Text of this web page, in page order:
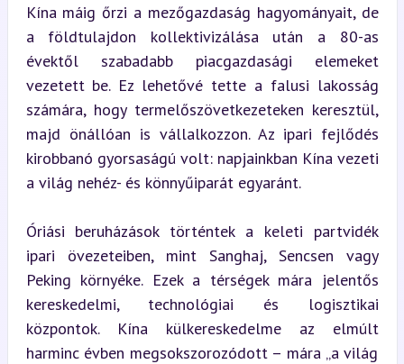
Kína máig őrzi a mezőgazdaság hagyományait, de
a földtulajdon kollektivizálása után a 80-as
évektől szabadabb piacgazdasági elemeket
vezetett be. Ez lehetővé tette a falusi lakosság
számára, hogy termelőszövetkezeteken keresztül,
majd önállóan is vállalkozzon. Az ipari fejlődés
kirobbanó gyorsaságú volt: napjainkban Kína vezeti
a világ nehéz- és könnyűiparát egyaránt.
Óriási beruházások történtek a keleti partvidék
ipari övezeteiben, mint Sanghaj, Sencsen vagy
Peking környéke. Ezek a térségek mára jelentős
kereskedelmi, technológiai és logisztikai
központok. Kína külkereskedelme az elmúlt
harminc évben megsokszorozódott – mára „a világ